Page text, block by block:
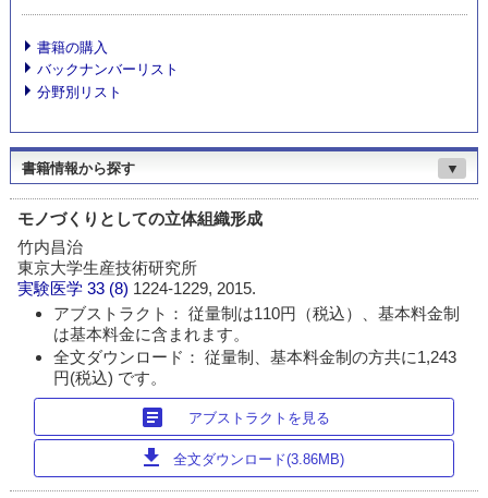
書籍の購入
バックナンバーリスト
分野別リスト
書籍情報から探す ▼
モノづくりとしての立体組織形成
竹内昌治
東京大学生産技術研究所
実験医学 33 (8) 1224-1229, 2015.
アブストラクト： 従量制は110円（税込）、基本料金制
は基本料金に含まれます。
全文ダウンロード： 従量制、基本料金制の方共に1,243
円(税込) です。
article アブストラクトを見る
download 全文ダウンロード(3.86MB)